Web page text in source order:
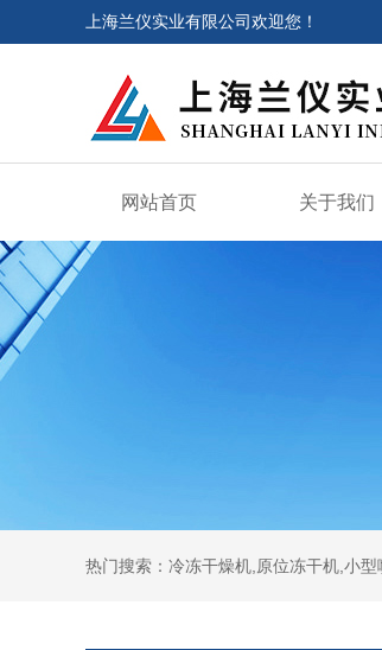
上海兰仪实业有限公司欢迎您！
网站首页 关于我们
热门搜索：冷冻干燥机,原位冻干机,小